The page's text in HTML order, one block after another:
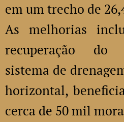
em um trecho de
As melhorias
recuperação do
sistema de
horizontal,
cerca de 50 mil